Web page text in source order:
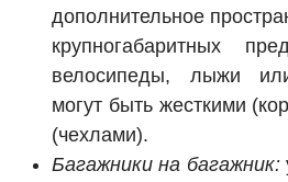
дополнительное
крупногабаритных
велосипеды, лыжи
могут быть жесткими
(чехлами).
Багажники на багажник: